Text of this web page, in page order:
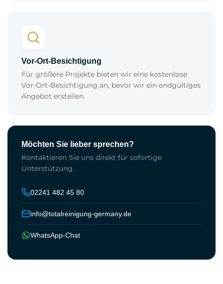
Vor-Ort-Besichtigung
Für größere Projekte bieten wir eine kostenlose
Vor-Ort-Besichtigung an, bevor wir ein endgültiges
Angebot erstellen.
Möchten Sie lieber sprechen?
Kontaktieren Sie uns direkt für sofortige
Unterstützung.
02241 482 45 80
info@totalreinigung-germany.de
WhatsApp-Chat